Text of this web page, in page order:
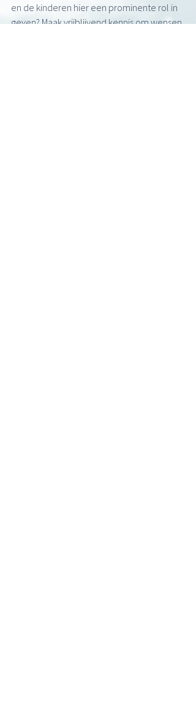
en de kinderen hier een prominente rol in
geven? Maak vrijblijvend kennis om wensen